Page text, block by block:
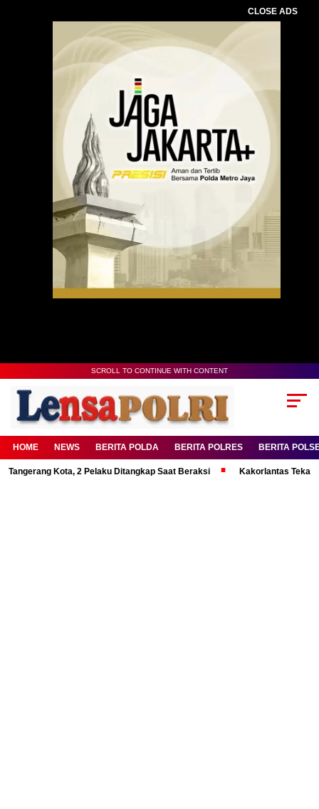
CLOSE ADS
SCROLL TO CONTINUE WITH CONTENT
HOME NEWS BERITA POLDA BERITA POLRES BERITA
Kota, 2 Pelaku Ditangkap Saat Beraksi Kakorlantas Tekankan